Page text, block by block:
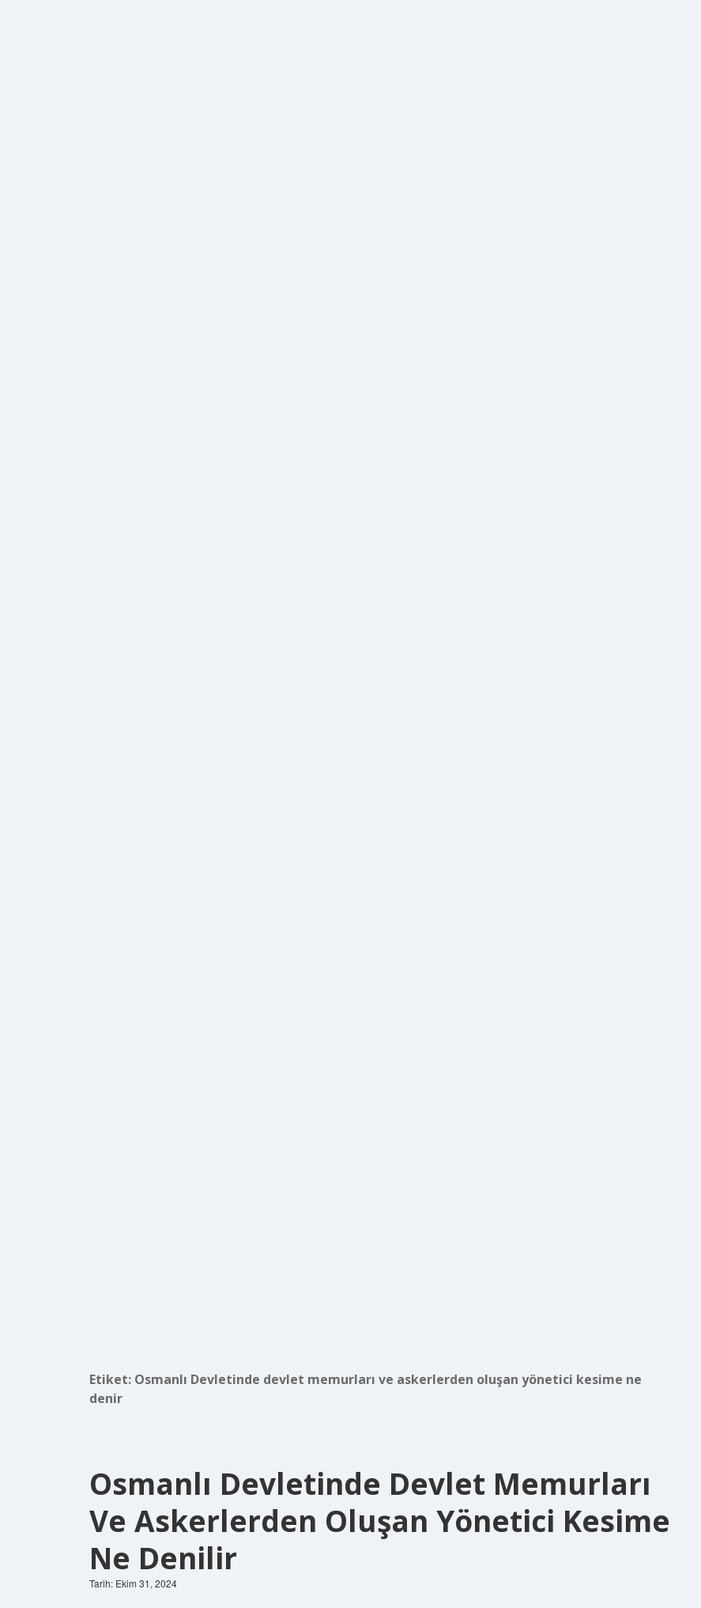
Etiket: Osmanlı Devletinde devlet memurları ve askerlerden oluşan yönetici kesime ne
denir
Osmanlı Devletinde Devlet Memurları
Ve Askerlerden Oluşan Yönetici Kesime
Ne Denilir
Tarih: Ekim 31, 2024